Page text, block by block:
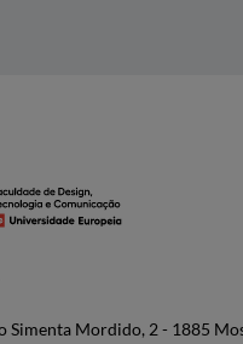
Simenta Mordido, 2 - 1885